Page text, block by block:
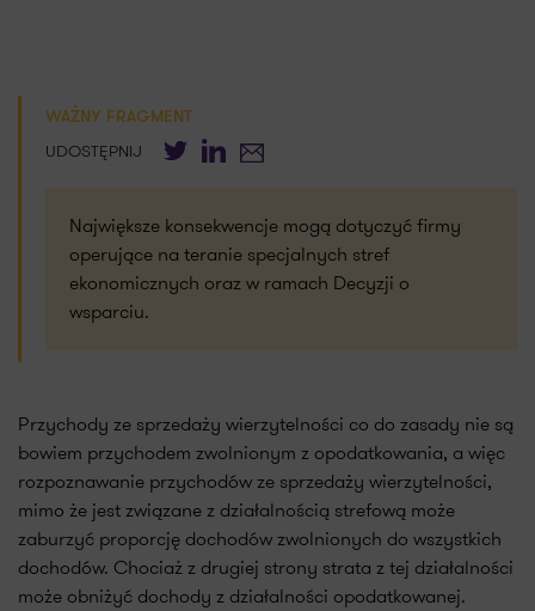
WAŻNY FRAGMENT
UDOSTĘPNIJ TwitterLinkedIn
E-mail
Największe konsekwencje mogą dotyczyć firmy
operujące na teranie specjalnych stref
ekonomicznych oraz w ramach Decyzji o
wsparciu.
Przychody ze sprzedaży wierzytelności co do zasady nie są
bowiem przychodem zwolnionym z opodatkowania, a więc
rozpoznawanie przychodów ze sprzedaży wierzytelności,
mimo że jest związane z działalnością strefową może
zaburzyć proporcję dochodów zwolnionych do wszystkich
dochodów. Chociaż z drugiej strony strata z tej działalności
może obniżyć dochody z działalności opodatkowanej.